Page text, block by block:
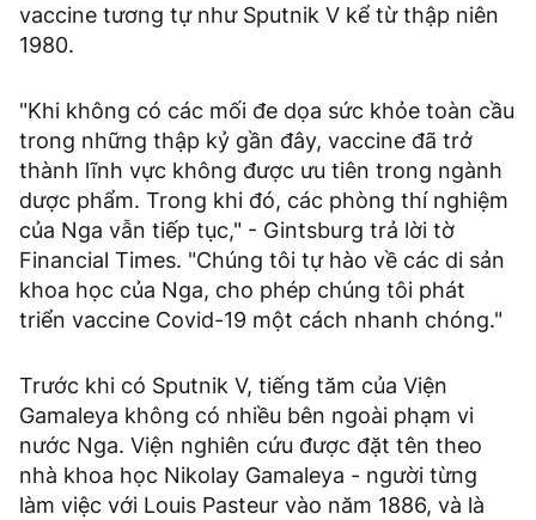
vaccine tương tự như Sputnik V kể từ thập niên
1980.
"Khi không có các mối đe dọa sức khỏe toàn cầu
trong những thập kỷ gần đây, vaccine đã trở
thành lĩnh vực không được ưu tiên trong ngành
dược phẩm. Trong khi đó, các phòng thí nghiệm
của Nga vẫn tiếp tục," - Gintsburg trả lời tờ
Financial Times. "Chúng tôi tự hào về các di sản
khoa học của Nga, cho phép chúng tôi phát
triển vaccine Covid-19 một cách nhanh chóng."
Trước khi có Sputnik V, tiếng tăm của Viện
Gamaleya không có nhiều bên ngoài phạm vi
nước Nga. Viện nghiên cứu được đặt tên theo
nhà khoa học Nikolay Gamaleya - người từng
làm việc với Louis Pasteur vào năm 1886, và là